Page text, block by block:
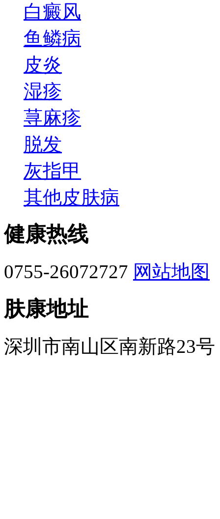
白癜风
鱼鳞病
皮炎
湿疹
荨麻疹
脱发
灰指甲
其他皮肤病
健康热线
0755-26072727 网站地图
肤康地址
深圳市南山区南新路23